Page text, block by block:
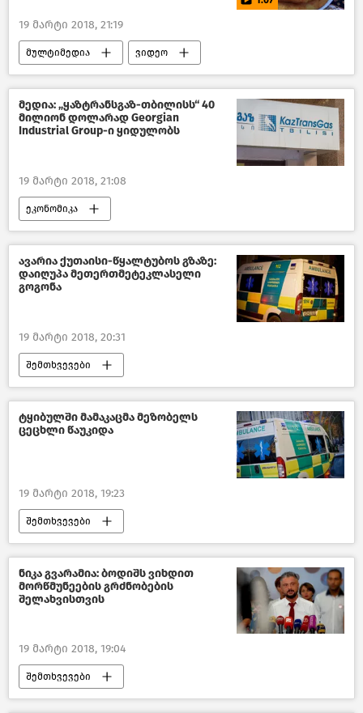
19 მარტი 2018, 21:19
მულტიმედია ვიდეო
მედია: „ყაზტრანსგაზ-თბილისს“ 40
მილიონ დოლარად Georgian
Industrial Group-ი ყიდულობს
19 მარტი 2018, 21:08
ეკონომიკა
საქართველოს ეკონომიკა–2018
საქართველო
ავარია ქუთაისი-წყალტუბოს გზაზე:
დაიღუპა მეთერთმეტეკლასელი
გოგონა
19 მარტი 2018, 20:31
შემთხვევები
შემთხვევები საქართველოში –2018
საქართველო
ტყიბულში მამაკაცმა მეზობელს
ცეცხლი წაუკიდა
19 მარტი 2018, 19:23
შემთხვევები
კრიმინალი საქართველოში – 2018
საქართველო
ნიკა გვარამია: ბოდიშს ვიხდით
მორწმუნეების გრძნობების
შელახვისთვის
19 მარტი 2018, 19:04
შემთხვევები
კრიმინალი საქართველოში – 2018